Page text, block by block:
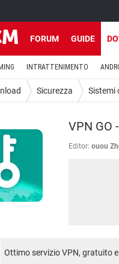
FORUM GUIDE
INTRATTENIMENTO
Sicurezza Sistemi
VPN GO
Editor: ouou
Ottimo servizio VPN, gratuito